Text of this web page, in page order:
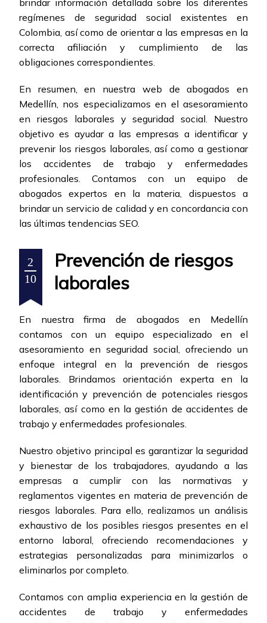
brindar información detallada sobre los diferentes
regímenes de seguridad social existentes en
Colombia, así como de orientar a las empresas en la
correcta afiliación y cumplimiento de las
obligaciones correspondientes.
En resumen, en nuestra web de abogados en
Medellín, nos especializamos en el asesoramiento
en riesgos laborales y seguridad social. Nuestro
objetivo es ayudar a las empresas a identificar y
prevenir los riesgos laborales, así como a gestionar
los accidentes de trabajo y enfermedades
profesionales. Contamos con un equipo de
abogados expertos en la materia, dispuestos a
brindar un servicio de calidad y en concordancia con
las últimas tendencias SEO.
2
10
Prevención de riesgos
laborales
En nuestra firma de abogados en Medellín
contamos con un equipo especializado en el
asesoramiento en seguridad social, ofreciendo un
enfoque integral en la prevención de riesgos
laborales. Brindamos orientación experta en la
identificación y prevención de potenciales riesgos
laborales, así como en la gestión de accidentes de
trabajo y enfermedades profesionales.
Nuestro objetivo principal es garantizar la seguridad
y bienestar de los trabajadores, ayudando a las
empresas a cumplir con las normativas y
reglamentos vigentes en materia de prevención de
riesgos laborales. Para ello, realizamos un análisis
exhaustivo de los posibles riesgos presentes en el
entorno laboral, ofreciendo recomendaciones y
estrategias personalizadas para minimizarlos o
eliminarlos por completo.
Contamos con amplia experiencia en la gestión de
accidentes de trabajo y enfermedades